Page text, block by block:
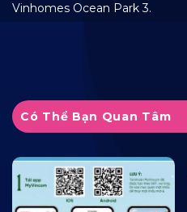
Vinhomes Ocean Park 3.
Có Thể Bạn Quan Tâm